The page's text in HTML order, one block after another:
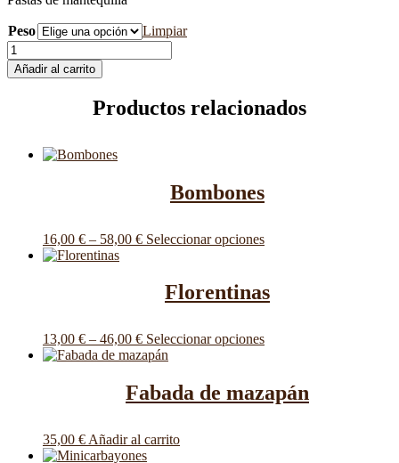
Peso
Limpiar
Pastas
de
té
Añadir al carrito
Productos relacionados
Bombones
16,00 € – 58,00 € Seleccionar opcionesEste
múltiples
variantes.
opciones
se
elegir
en
Florentinas
13,00 € – 46,00 € Seleccionar opcionesEste
múltiples
variantes.
Fabada de mazapán
35,00 € Añadir al carrito